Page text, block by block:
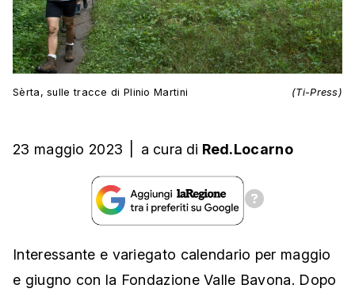
Sèrta, sulle tracce di Plinio Martini (Ti-Press)
23 maggio 2023 a cura di Red.Locarno
Interessante e variegato calendario per maggio
e giugno con la Fondazione Valle Bavona. Dopo